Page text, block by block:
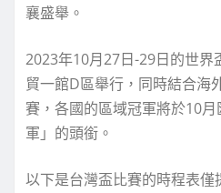
襄盛舉。
2023年10月27日-29日的世界
貿一館D區舉行，同時結合海
賽，各國的區域冠軍將於10
軍」的頭銜。
以下是台灣盃比賽的時程表